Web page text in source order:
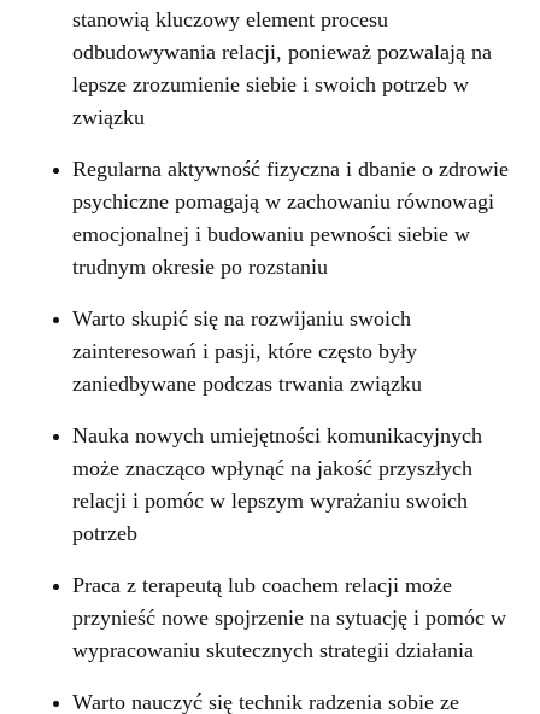
stanowią kluczowy element procesu
odbudowywania relacji, ponieważ pozwalają na
lepsze zrozumienie siebie i swoich potrzeb w
związku
Regularna aktywność fizyczna i dbanie o zdrowie
psychiczne pomagają w zachowaniu równowagi
emocjonalnej i budowaniu pewności siebie w
trudnym okresie po rozstaniu
Warto skupić się na rozwijaniu swoich
zainteresowań i pasji, które często były
zaniedbywane podczas trwania związku
Nauka nowych umiejętności komunikacyjnych
może znacząco wpłynąć na jakość przyszłych
relacji i pomóc w lepszym wyrażaniu swoich
potrzeb
Praca z terapeutą lub coachem relacji może
przynieść nowe spojrzenie na sytuację i pomóc w
wypracowaniu skutecznych strategii działania
Warto nauczyć się technik radzenia sobie ze